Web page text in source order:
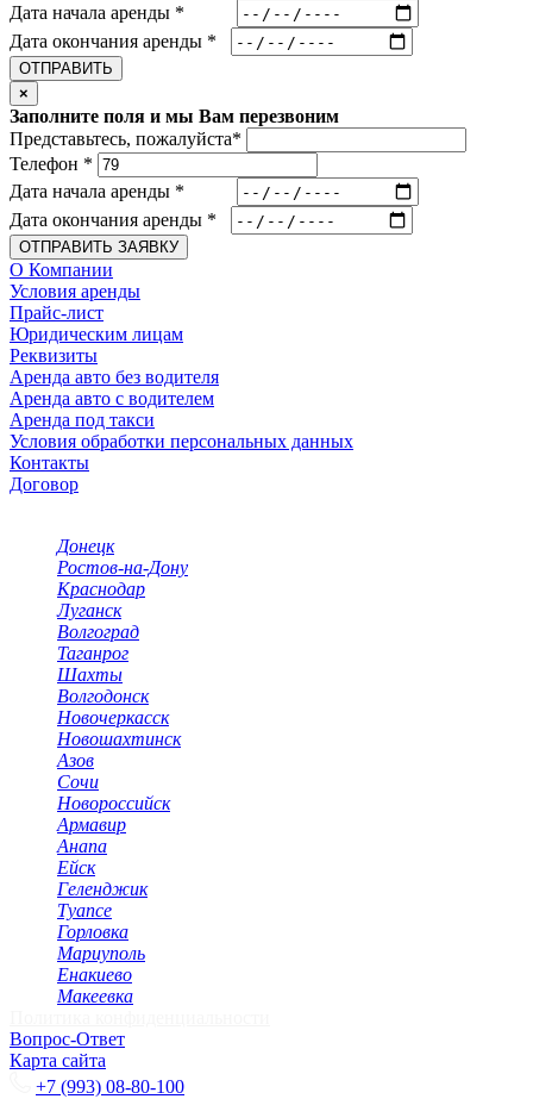
Дата начала аренды *
Дата окончания аренды *
ОТПРАВИТЬ
×
Заполните поля и мы Вам перезвоним
Представьтесь, пожалуйста*
Телефон *
Дата начала аренды *
Дата окончания аренды *
ОТПРАВИТЬ ЗАЯВКУ
О Компании
Условия аренды
Прайс-лист
Юридическим лицам
Реквизиты
Аренда авто без водителя
Аренда авто с водителем
Аренда под такси
Условия обработки персональных данных
Контакты
Договор
Донецк
Ростов-на-Дону
Краснодар
Луганск
Волгоград
Таганрог
Шахты
Волгодонск
Новочеркасск
Новошахтинск
Азов
Сочи
Новороссийск
Армавир
Анапа
Ейск
Геленджик
Туапсе
Горловка
Мариуполь
Енакиево
Макеевка
Вопрос-Ответ
Карта сайта
+7 (993) 08-80-100